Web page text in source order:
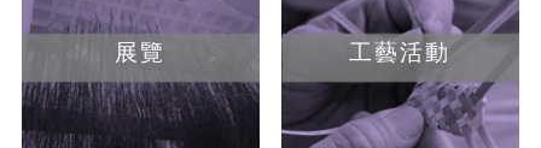
展覽 工藝活動